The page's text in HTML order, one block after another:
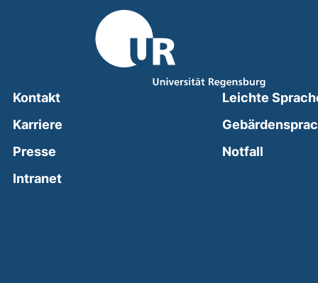
Kontakt
Karriere
Presse
Intranet(external link, opens in a new window)
Leichte
Notfall